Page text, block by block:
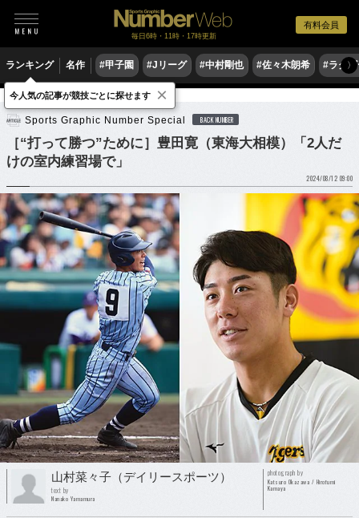
有料会員
毎日6時・11時・17時更新
ランキング 名作 #甲子園 #Jリーグ #中村剛也 #佐々木朗希 #ラグ〉
野球 高校野球
Sports Graphic Number Special BACK NUMBER
［“打って勝つ”ために］豊田寛（東海大相模）「2人だ
けの室内練習場で」
2024/08/12 09:00
山村菜々子（デイリースポーツ）
text by
Nanako Yamamura
photograph by
Katsuro Okazawa / Hirofumi
Kamaya
今人気の記事が競技ごとに探せます ×